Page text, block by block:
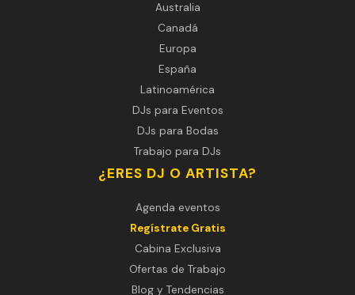
Australia
Canadá
Europa
España
Latinoamérica
DJs para Eventos
DJs para Bodas
Trabajo para DJs
¿ERES DJ O ARTISTA?
Agenda eventos
Regístrate Gratis
Cabina Exclusiva
Ofertas de Trabajo
Blog y Tendencias